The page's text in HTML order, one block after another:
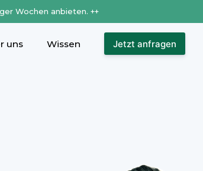
Wochen anbieten. ++
uns Wissen Jetzt anfragen